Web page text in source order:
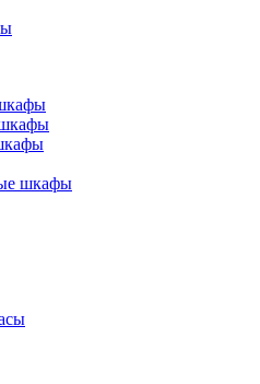
шкафы